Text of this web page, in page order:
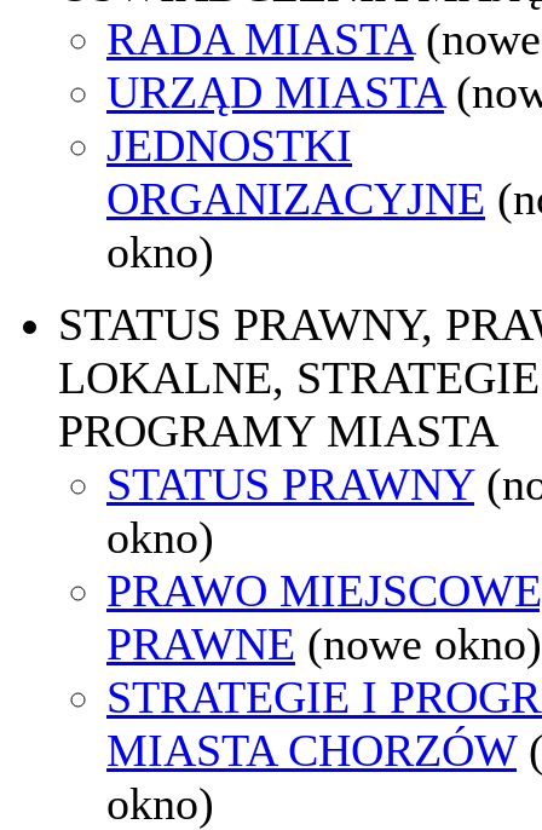
RADA MIASTA
URZĄD MIASTA
JEDNOSTKI
ORGANIZACYJNE
okno)
STATUS PRAWNY,
LOKALNE,
PROGRAMY MIASTA
STATUS PRAWNY
okno)
PRAWO
PRAWNE (nowe okno)
STRATEGIE I
MIASTA CHORZÓW
okno)